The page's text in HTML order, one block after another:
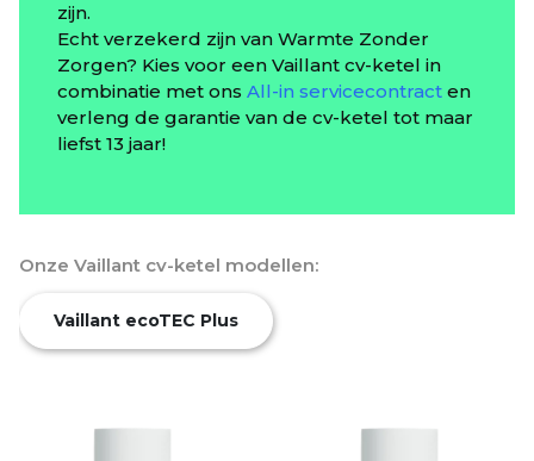
zijn.
Echt verzekerd zijn van Warmte Zonder
Zorgen? Kies voor een Vaillant cv-ketel in
combinatie met ons All-in servicecontract en
verleng de garantie van de cv-ketel tot maar
liefst 13 jaar!
Onze Vaillant cv-ketel modellen:
Vaillant ecoTEC Plus